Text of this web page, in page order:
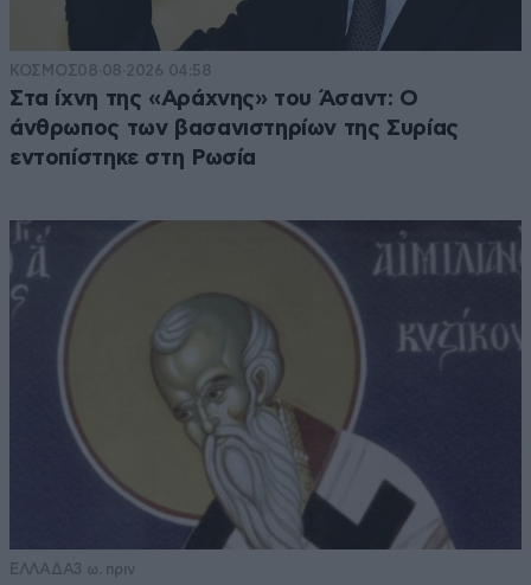
ΚΟΣΜΟΣ08·08·2026 04:58
Στα ίχνη της «Αράχνης» του Άσαντ: Ο
άνθρωπος των βασανιστηρίων της Συρίας
εντοπίστηκε στη Ρωσία
ΕΛΛΑΔΑ3 ω. πριν